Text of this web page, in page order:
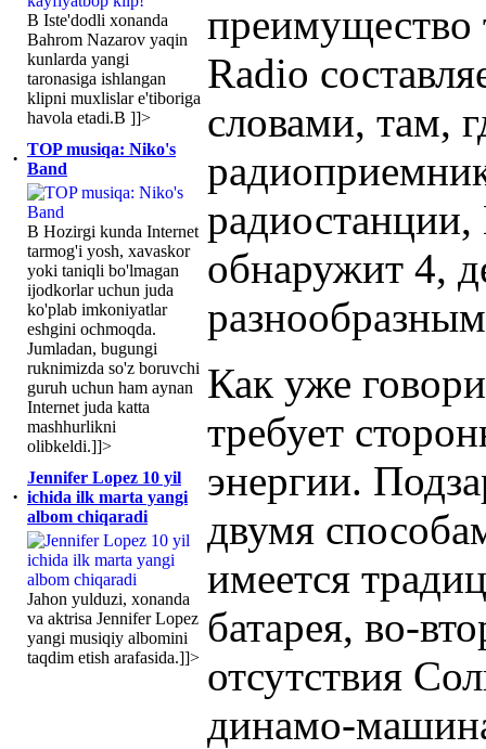
В Iste'dodli xonanda
Bahrom Nazarov yaqin
kunlarda yangi
taronasiga ishlangan
klipni muxlislar e'tiboriga
havola etadi.В ]]>
· TOP musiqa: Niko's
Band
В Hozirgi kunda Internet
tarmog'i yosh, xavaskor
yoki taniqli bo'lmagan
ijodkorlar uchun juda
ko'plab imkoniyatlar
eshgini ochmoqda.
Jumladan, bugungi
ruknimizda so'z boruvchi
guruh uchun ham aynan
Internet juda katta
mashhurlikni
olibkeldi.]]>
·
Jennifer Lopez 10 yil
ichida ilk marta yangi
albom chiqaradi
Jahon yulduzi, xonanda
va aktrisa Jennifer Lopez
yangi musiqiy albomini
taqdim etish arafasida.]]>
преимущество
Radio
словами, там,
обнаружит 4,
Как уже
требует
энергии.
двумя
имеется
батарея, во-
отсутствия
динамо-